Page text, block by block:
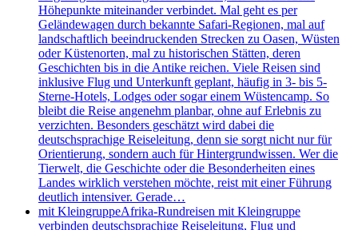
Höhepunkte miteinander verbindet. Mal geht es per
Geländewagen durch bekannte Safari-Regionen, mal auf
landschaftlich beeindruckenden Strecken zu Oasen, Wüsten
oder Küstenorten, mal zu historischen Stätten, deren
Geschichten bis in die Antike reichen. Viele Reisen sind
inklusive Flug und Unterkunft geplant, häufig in 3- bis 5-
Sterne-Hotels, Lodges oder sogar einem Wüstencamp. So
bleibt die Reise angenehm planbar, ohne auf Erlebnis zu
verzichten. Besonders geschätzt wird dabei die
deutschsprachige Reiseleitung, denn sie sorgt nicht nur für
Orientierung, sondern auch für Hintergrundwissen. Wer die
Tierwelt, die Geschichte oder die Besonderheiten eines
Landes wirklich verstehen möchte, reist mit einer Führung
deutlich intensiver. Gerade…
mit KleingruppeAfrika-Rundreisen mit Kleingruppe
verbinden deutschsprachige Reiseleitung, Flug und